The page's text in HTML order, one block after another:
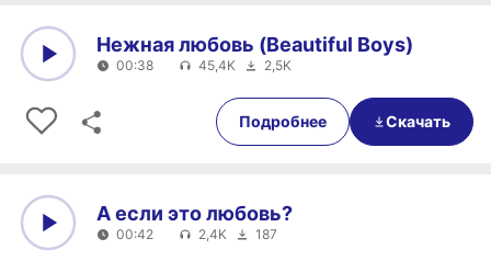
00:38
Нежная любовь (Beautiful Boys)
00:38 45,4K 2,5K
Подробнее Скачать
А если это любовь?
00:42 2,4K 187